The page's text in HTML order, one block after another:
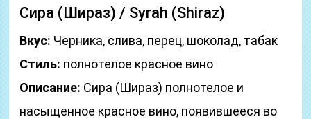
Сира (Шираз) / Syrah (Shiraz)
Вкус: Черника, слива, перец, шоколад, табак
Стиль: полнотелое красное вино
Описание: Сира (Шираз) полнотелое и
насыщенное красное вино, появившееся во